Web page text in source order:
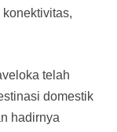
telah
domestik
hadirnya